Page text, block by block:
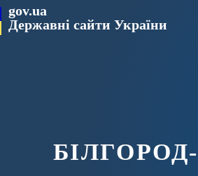
gov.ua
Державні сайти України